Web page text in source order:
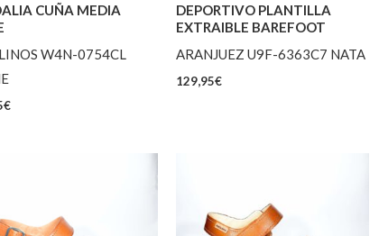
CUÑA MEDIA
W4N-0754CL
€
DEPORTIVO PLANTILLA
EXTRAIBLE BAREFOOT
ARANJUEZ U9F-6363C7 NATA
129,95€